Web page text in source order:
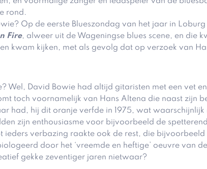
rond.
Op de eerste Blueszondag van het jaar in
Fire, alweer uit de Wageningse blues scene, en die
kwam kijken, met als gevolg dat op verzoek van
Wel, David Bowie had altijd gitaristen met een vet
toch voornamelijk van Hans Altena die naast
had, hij dit oranje verfde in 1975, wat
zijn enthousiasme voor bijvoorbeeld de
verbazing raakte ook de rest, die
door het ‘vreemde en heftige’ oeuvre van
gekke zeventiger jaren nietwaar?